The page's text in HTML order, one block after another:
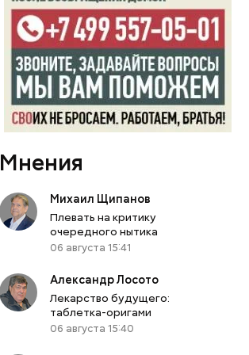
Мнения
Михаил Щипанов
Плевать на критику
очередного нытика
06 августа 15:41
Александр Лосото
Лекарство будущего:
таблетка-оригами
06 августа 15:40